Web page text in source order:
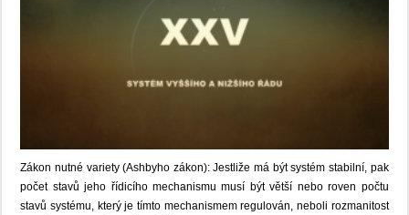
Zákon nutné variety (Ashbyho zákon): Jestliže má být systém stabilní, pak
počet stavů jeho řídicího mechanismu musí být větší nebo roven počtu
stavů systému, který je tímto mechanismem regulován, neboli rozmanitost